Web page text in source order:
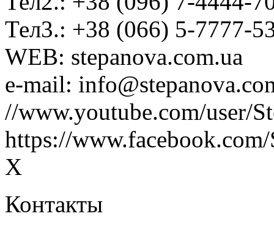
Тел3.: +38 (066) 5-7777-
WEB: stepanova.com.ua
e-mail:
//www.youtube.com/user/
https://
X
Контакты